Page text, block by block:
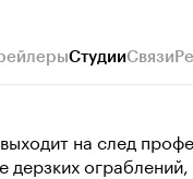
СтудииСвязи
на след